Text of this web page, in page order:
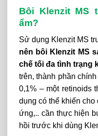
Bôi Klenzit MS
ẩm?
Sử dụng Klenzit MS
nên bôi Klenzit MS
chế tối đa tình trạng
trên, thành phần
0,1% – một retinoids
dụng có thể khiến
ứng,.. cần thực hiện
hồi trước khi dùng